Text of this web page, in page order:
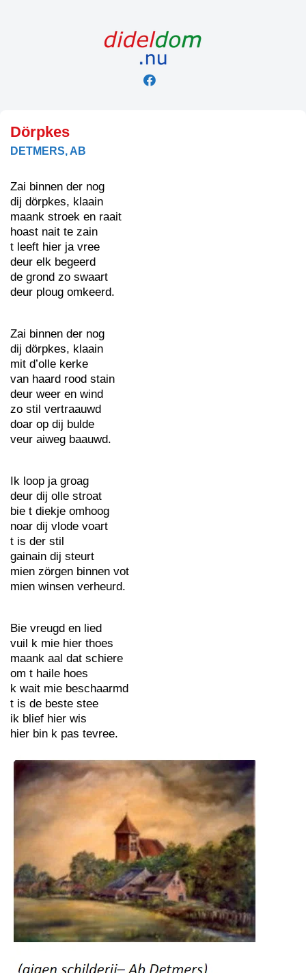
Dörpkes
DETMERS, AB
Zai binnen der nog
dij dörpkes, klaain
maank stroek en raait
hoast nait te zain
t leeft hier ja vree
deur elk begeerd
de grond zo swaart
deur ploug omkeerd.
Zai binnen der nog
dij dörpkes, klaain
mit d’olle kerke
van haard rood stain
deur weer en wind
zo stil vertraauwd
doar op dij bulde
veur aiweg baauwd.
Ik loop ja groag
deur dij olle stroat
bie t diekje omhoog
noar dij vlode voart
t is der stil
gainain dij steurt
mien zörgen binnen vot
mien winsen verheurd.
Bie vreugd en lied
vuil k mie hier thoes
maank aal dat schiere
om t haile hoes
k wait mie beschaarmd
t is de beste stee
ik blief hier wis
hier bin k pas tevree.